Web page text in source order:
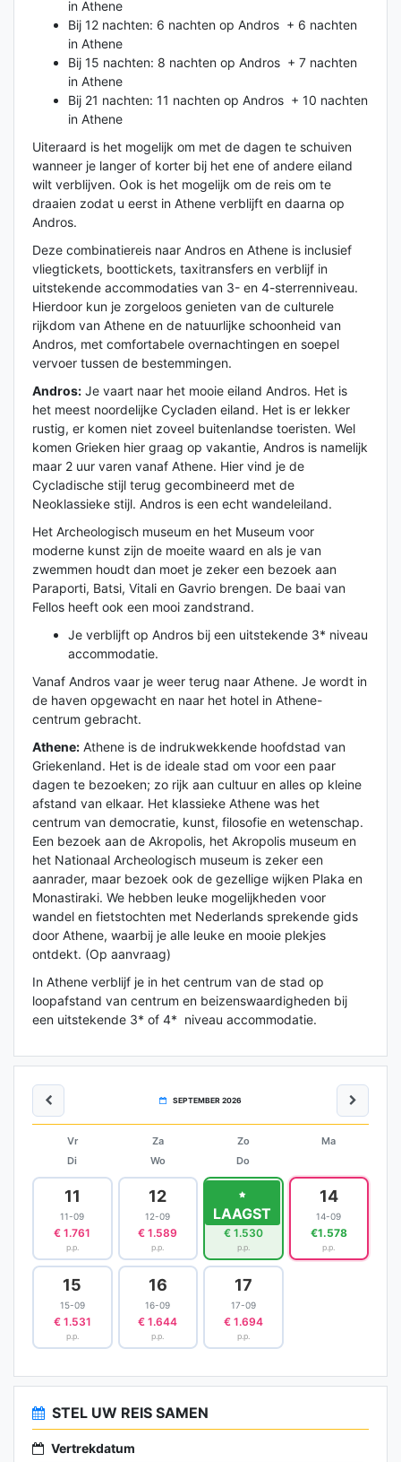
in Athene
Bij 12 nachten: 6 nachten op Andros + 6 nachten
in Athene
Bij 15 nachten: 8 nachten op Andros + 7 nachten
in Athene
Bij 21 nachten: 11 nachten op Andros + 10 nachten
in Athene
Uiteraard is het mogelijk om met de dagen te schuiven
wanneer je langer of korter bij het ene of andere eiland
wilt verblijven. Ook is het mogelijk om de reis om te
draaien zodat u eerst in Athene verblijft en daarna op
Andros.
Deze combinatiereis naar Andros en Athene is inclusief
vliegtickets, boottickets, taxitransfers en verblijf in
uitstekende accommodaties van 3- en 4-sterrenniveau.
Hierdoor kun je zorgeloos genieten van de culturele
rijkdom van Athene en de natuurlijke schoonheid van
Andros, met comfortabele overnachtingen en soepel
vervoer tussen de bestemmingen.
Andros: Je vaart naar het mooie eiland Andros. Het is
het meest noordelijke Cycladen eiland. Het is er lekker
rustig, er komen niet zoveel buitenlandse toeristen. Wel
komen Grieken hier graag op vakantie, Andros is namelijk
maar 2 uur varen vanaf Athene. Hier vind je de
Cycladische stijl terug gecombineerd met de
Neoklassieke stijl. Andros is een echt wandeleiland.
Het Archeologisch museum en het Museum voor
moderne kunst zijn de moeite waard en als je van
zwemmen houdt dan moet je zeker een bezoek aan
Paraporti, Batsi, Vitali en Gavrio brengen. De baai van
Fellos heeft ook een mooi zandstrand.
Je verblijft op Andros bij een uitstekende 3* niveau
accommodatie.
Vanaf Andros vaar je weer terug naar Athene. Je wordt in
de haven opgewacht en naar het hotel in Athene-
centrum gebracht.
Athene: Athene is de indrukwekkende hoofdstad van
Griekenland. Het is de ideale stad om voor een paar
dagen te bezoeken; zo rijk aan cultuur en alles op kleine
afstand van elkaar. Het klassieke Athene was het
centrum van democratie, kunst, filosofie en wetenschap.
Een bezoek aan de Akropolis, het Akropolis museum en
het Nationaal Archeologisch museum is zeker een
aanrader, maar bezoek ook de gezellige wijken Plaka en
Monastiraki. We hebben leuke mogelijkheden voor
wandel en fietstochten met Nederlands sprekende gids
door Athene, waarbij je alle leuke en mooie plekjes
ontdekt. (Op aanvraag)
In Athene verblijf je in het centrum van de stad op
loopafstand van centrum en beizenswaardigheden bij
een uitstekende 3* of 4* niveau accommodatie.
SEPTEMBER 2026
Vr Za Zo
Ma
Di
Wo Do
11
11-09
€ 1.761
p.p.
12
12-09
€ 1.589
p.p.
LAAGST
13
13-09
€ 1.530
p.p.
14
14-09
€1.578
p.p.
15
15-09
€ 1.531
p.p.
16
16-09
€ 1.644
p.p.
17
17-09
€ 1.694
p.p.
STEL UW REIS SAMEN
Vertrekdatum